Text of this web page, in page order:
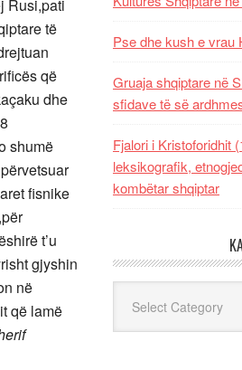
Rusi,pati
të
që
dhe
shumë
fisnike
t’u
gjyshin
në
që lamë
Pse dhe kush e vrau
Gruaja shqiptare në
sfidave të së
Fjalori i Kristoforidhit
leksikografik,
kombëtar shqiptar